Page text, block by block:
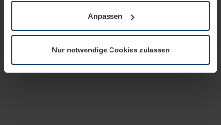
wenn diese für den Betrieb dieser Seite unbedingt
notwendig sind. Für alle anderen Cookie-Typen benötigen
wir Ihre Erlaubnis. Ihre Einwilligung können Sie jederzeit
Datenschutzerklärungunserer Website ändern oder
widerrufen.
Anpassen
Nur notwendige Cookies zulassen